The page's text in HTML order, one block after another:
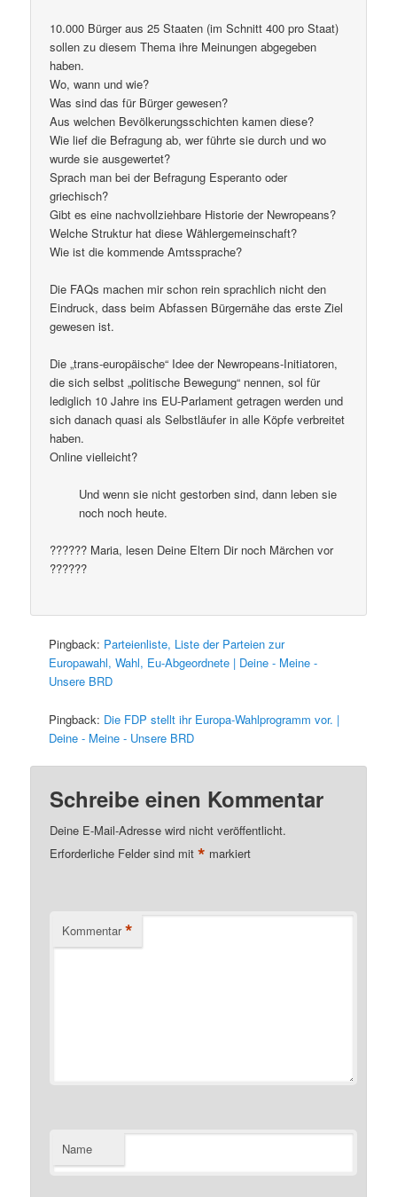
10.000 Bürger aus 25 Staaten (im Schnitt 400 pro Staat)
sollen zu diesem Thema ihre Meinungen abgegeben
haben.
Wo, wann und wie?
Was sind das für Bürger gewesen?
Aus welchen Bevölkerungsschichten kamen diese?
Wie lief die Befragung ab, wer führte sie durch und wo
wurde sie ausgewertet?
Sprach man bei der Befragung Esperanto oder
griechisch?
Gibt es eine nachvollziehbare Historie der Newropeans?
Welche Struktur hat diese Wählergemeinschaft?
Wie ist die kommende Amtssprache?
Die FAQs machen mir schon rein sprachlich nicht den
Eindruck, dass beim Abfassen Bürgernähe das erste Ziel
gewesen ist.
Die „trans-europäische“ Idee der Newropeans-Initiatoren,
die sich selbst „politische Bewegung“ nennen, sol für
lediglich 10 Jahre ins EU-Parlament getragen werden und
sich danach quasi als Selbstläufer in alle Köpfe verbreitet
haben.
Online vielleicht?
Und wenn sie nicht gestorben sind, dann leben sie
noch noch heute.
?????? Maria, lesen Deine Eltern Dir noch Märchen vor
??????
Pingback: Parteienliste, Liste der Parteien zur
Europawahl, Wahl, Eu-Abgeordnete | Deine - Meine -
Unsere BRD
Pingback: Die FDP stellt ihr Europa-Wahlprogramm vor. |
Deine - Meine - Unsere BRD
Schreibe einen Kommentar
Deine E-Mail-Adresse wird nicht veröffentlicht.
Erforderliche Felder sind mit* markiert
Kommentar *
Name